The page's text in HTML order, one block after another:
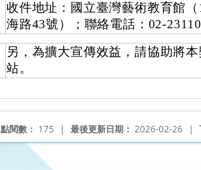
收件地址：國立臺灣藝術教育館
海路43號）；聯絡電話：02-
另，為擴大宣傳效益，請協助將
站。
最後更新日期： 2026-02-26 |
點閱數： 175 |